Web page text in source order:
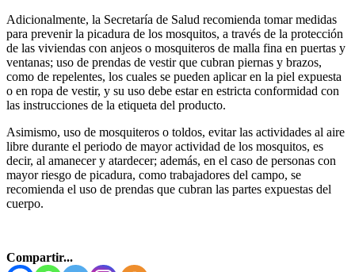
Adicionalmente, la Secretaría de Salud recomienda tomar medidas
para prevenir la picadura de los mosquitos, a través de la protección
de las viviendas con anjeos o mosquiteros de malla fina en puertas y
ventanas; uso de prendas de vestir que cubran piernas y brazos,
como de repelentes, los cuales se pueden aplicar en la piel expuesta
o en ropa de vestir, y su uso debe estar en estricta conformidad con
las instrucciones de la etiqueta del producto.
Asimismo, uso de mosquiteros o toldos, evitar las actividades al aire
libre durante el periodo de mayor actividad de los mosquitos, es
decir, al amanecer y atardecer; además, en el caso de personas con
mayor riesgo de picadura, como trabajadores del campo, se
recomienda el uso de prendas que cubran las partes expuestas del
cuerpo.
Compartir...